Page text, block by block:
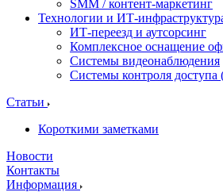
SMM / контент-маркетинг
Технологии и ИТ-
ИТ-переезд и аутсорсинг
Комплексное оснащение
Системы видеонаблюдения
Системы контроля
Статьи
Короткими заметками
Новости
Контакты
Информация